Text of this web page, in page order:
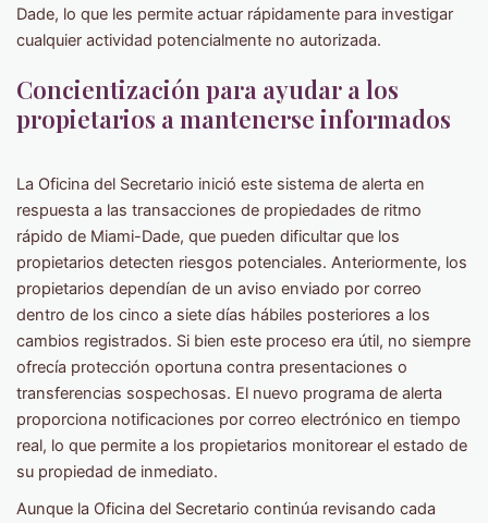
Dade, lo que les permite actuar rápidamente para investigar
cualquier actividad potencialmente no autorizada.
Concientización para ayudar a los
propietarios a mantenerse informados
La Oficina del Secretario inició este sistema de alerta en
respuesta a las transacciones de propiedades de ritmo
rápido de Miami-Dade, que pueden dificultar que los
propietarios detecten riesgos potenciales. Anteriormente, los
propietarios dependían de un aviso enviado por correo
dentro de los cinco a siete días hábiles posteriores a los
cambios registrados. Si bien este proceso era útil, no siempre
ofrecía protección oportuna contra presentaciones o
transferencias sospechosas. El nuevo programa de alerta
proporciona notificaciones por correo electrónico en tiempo
real, lo que permite a los propietarios monitorear el estado de
su propiedad de inmediato.
Aunque la Oficina del Secretario continúa revisando cada